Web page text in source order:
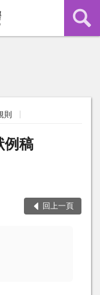
則
例稿
回上一頁